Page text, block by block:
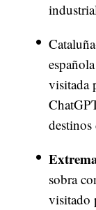
visitada
destinos
sobra
visitado